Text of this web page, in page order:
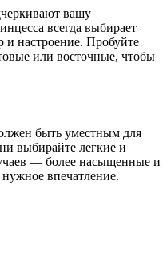
вашу
всегда выбирает
настроение. Пробуйте
или восточные, чтобы
быть уместным для
выбирайте легкие и
— более насыщенные и
впечатление.